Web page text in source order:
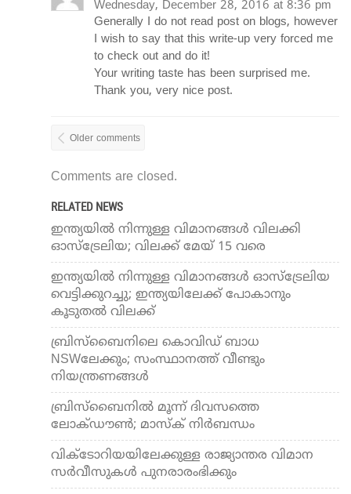
Wednesday, December 28, 2016 at 8:36 pm
Generally I do not read post on blogs, however
I wish to say that this write-up very forced me
to check out and do it!
Your writing taste has been surprised me.
Thank you, very nice post.
Older comments
Comments are closed.
RELATED NEWS
ഇന്ത്യയില്‍ നിന്നുള്ള വിമാനങ്ങള്‍ വിലക്കി
ഓസ്‌ട്രേലിയ; വിലക്ക് മേയ് 15 വരെ
ഇന്ത്യയില്‍ നിന്നുള്ള വിമാനങ്ങള്‍ ഓസ്ട്രേലിയ
വെട്ടിക്കുറച്ചു; ഇന്ത്യയിലേക്ക് പോകാനും
കൂടുതല്‍ വിലക്ക്
ബ്രിസ്ബൈനിലെ കൊവിഡ് ബാധ
NSWലേക്കും; സംസ്ഥാനത്ത് വീണ്ടും
നിയന്ത്രണങ്ങള്‍
ബ്രിസ്ബൈനില്‍ മൂന്ന് ദിവസത്തെ
ലോക്ഡൗണ്‍; മാസ്‌ക് നിര്‍ബന്ധം
വിക്ടോറിയയിലേക്കുള്ള രാജ്യാന്തര വിമാന
സര്‍വീസുകള്‍ പുനരാരംഭിക്കും